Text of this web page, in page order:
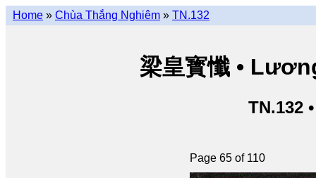
Home » Chùa Thắng Nghiêm » TN.132
梁皇寳懺 •
TN.132
Page 65 of 110